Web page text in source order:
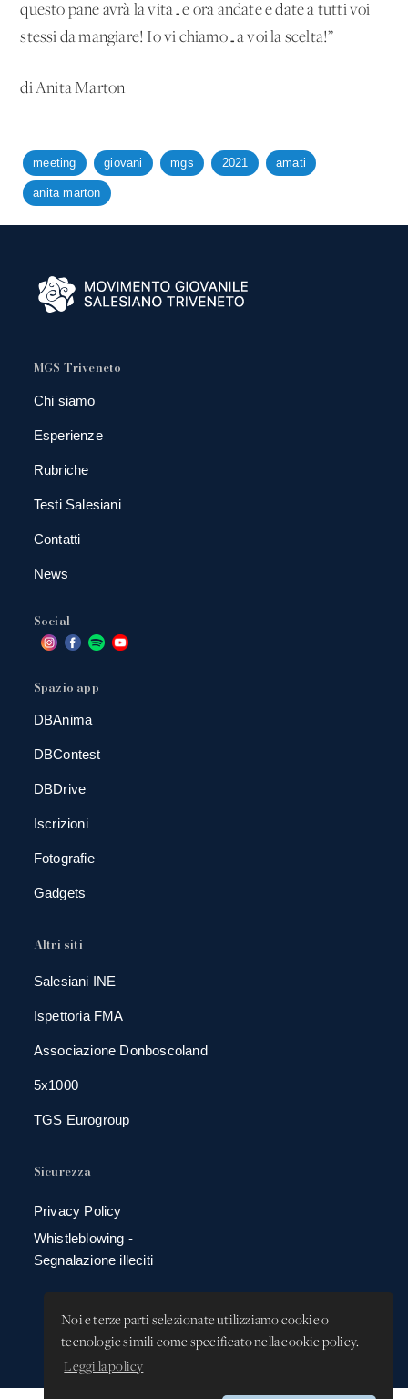
Noi e terze parti selezionate utilizziamo cookie o
tecnologie simili come specificato nella cookie policy.
Leggi la policy
questo pane avrà la vita…e ora andate e date a tutti voi
stessi da mangiare! Io vi chiamo…a voi la scelta!”
di Anita Marton
meeting giovani mgs 2021 amati
anita marton
MGS Triveneto
Chi siamo
Esperienze
Rubriche
Testi Salesiani
Contatti
News
Social
Spazio app
DBAnima
DBContest
DBDrive
Iscrizioni
Fotografie
Gadgets
Altri siti
Salesiani INE
Ispettoria FMA
Associazione Donboscoland
5x1000
TGS Eurogroup
Sicurezza
Privacy Policy
Whistleblowing -
Segnalazione illeciti